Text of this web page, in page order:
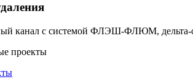
канал с системой ФЛЭШ-ФЛЮМ, дельта-
проекты